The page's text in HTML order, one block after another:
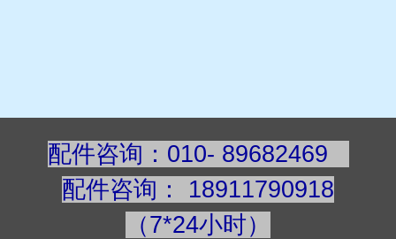
配件咨询：010- 89682469
配件咨询 ： 18911790918
（7*24小时）